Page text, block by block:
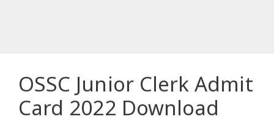
OSSC Junior Clerk Admit
Card 2022 Download